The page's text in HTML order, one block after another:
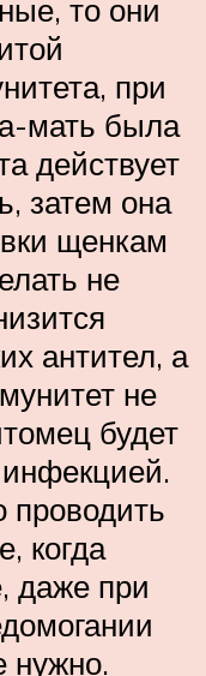
то они
при
мать была
действует
затем она
щенкам
не
антител, а
не
будет
когда
даже при
нужно.